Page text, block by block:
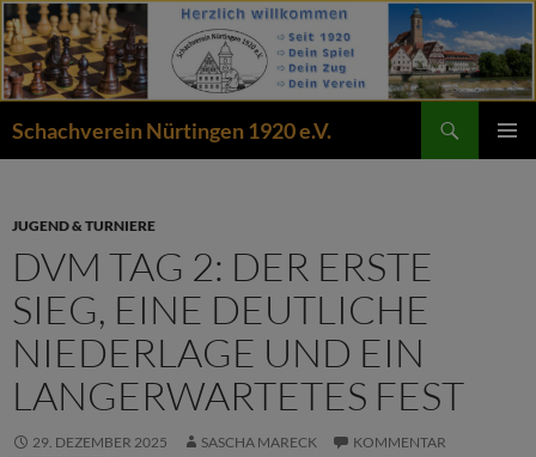
Zum
Inhalt
springen
Schachverein Nürtingen 1920 e.V.
JUGEND & TURNIERE
DVM TAG 2: DER ERSTE
SIEG, EINE DEUTLICHE
NIEDERLAGE UND EIN
LANGERWARTETES FEST
29. DEZEMBER 2025 SASCHA MARECK
KOMMENTAR